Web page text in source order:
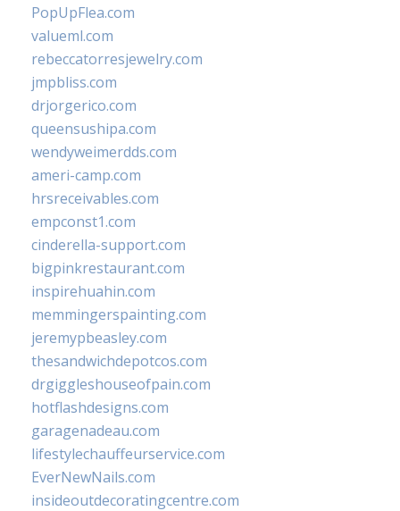
PopUpFlea.com
valueml.com
rebeccatorresjewelry.com
jmpbliss.com
drjorgerico.com
queensushipa.com
wendyweimerdds.com
ameri-camp.com
hrsreceivables.com
empconst1.com
cinderella-support.com
bigpinkrestaurant.com
inspirehuahin.com
memmingerspainting.com
jeremypbeasley.com
thesandwichdepotcos.com
drgiggleshouseofpain.com
hotflashdesigns.com
garagenadeau.com
lifestylechauffeurservice.com
EverNewNails.com
insideoutdecoratingcentre.com